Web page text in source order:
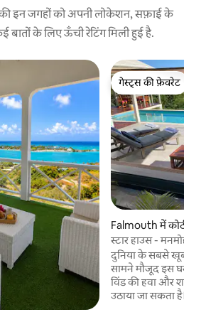
इन जगहों को अपनी लोकेशन, सफ़ाई के
बातों के लिए ऊँची रेटिंग मिली हुई है.
गेस्ट्स की फ़ेवरेट
गेस्ट्स की फ़ेवरेट
Falmouth में कोठी
स्टार हाउस - मनमोहक
दुनिया के सबसे
सामने मौजूद इस घर में
विंड की हवा और
उठाया जा सकता है। इस प्रॉपर्टी में 2 बेडरूम हैं, जिनमें